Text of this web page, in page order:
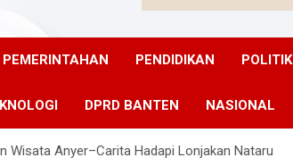
PEMERINTAHAN PENDIDIKAN POLITIK
DPRD BANTEN NASIONAL
Wisata Anyer–Carita Hadapi Lonjakan Nataru